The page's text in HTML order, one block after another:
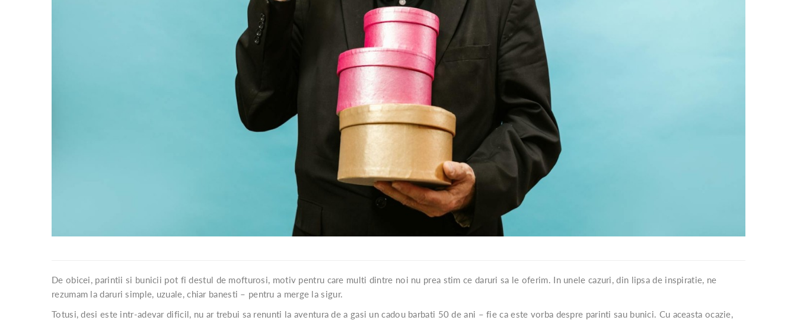
De obicei, parintii si bunicii pot fi destul de mofturosi, motiv pentru care multi dintre noi nu prea stim ce daruri sa le oferim. In unele cazuri, din lipsa de inspiratie, ne
rezumam la daruri simple, uzuale, chiar banesti – pentru a merge la sigur.
Totusi, desi este intr-adevar dificil, nu ar trebui sa renunti la aventura de a gasi un cadou barbati 50 de ani – fie ca este vorba despre parinti sau bunici. Cu aceasta ocazie,